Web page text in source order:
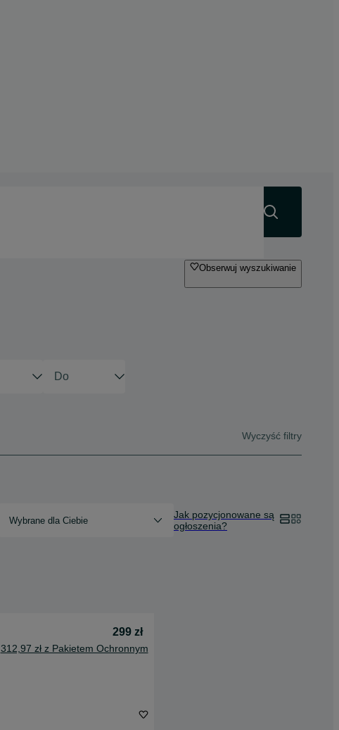
Obserwuj wyszukiwanie
Wyczyść filtry
Wybrane dla Ciebie
Jak pozycjonowane są
ogłoszenia?
299 zł
312,97 zł z Pakietem Ochronnym